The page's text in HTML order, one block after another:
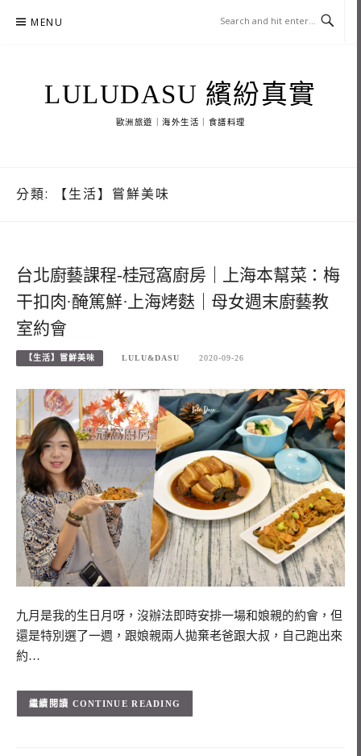
MENU
LULUDASU 繽紛真實
歐洲旅遊｜海外生活｜食譜料理
分類: 【生活】嘗鮮美味
台北廚藝課程-桂冠窩廚房｜上海本幫菜：梅
干扣肉·醃篤鮮·上海烤麩｜母女週末廚藝教
室約會
【生活】嘗鮮美味 LULU&DASU 2020-09-26
九月是我的生日月呀，沒辦法即時安排一場和娘親的約會，但
還是特別選了一週，跟娘親兩人拋棄老爸跟大叔，自己跑出來
約…
CONTINUE READING